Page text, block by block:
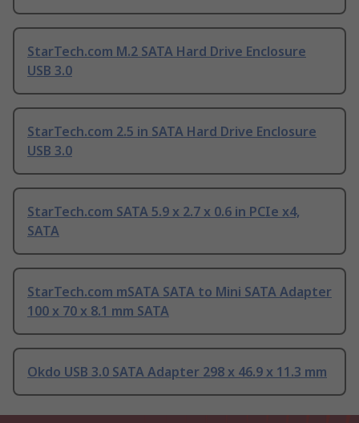
StarTech.com M.2 SATA Hard Drive Enclosure
USB 3.0
StarTech.com 2.5 in SATA Hard Drive Enclosure
USB 3.0
StarTech.com SATA 5.9 x 2.7 x 0.6 in PCIe x4,
SATA
StarTech.com mSATA SATA to Mini SATA Adapter
100 x 70 x 8.1 mm SATA
Okdo USB 3.0 SATA Adapter 298 x 46.9 x 11.3 mm